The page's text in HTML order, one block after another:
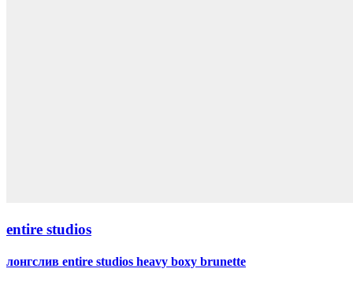
entire studios
лонгслив entire studios heavy boxy brunette